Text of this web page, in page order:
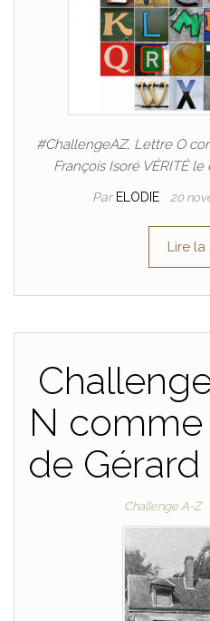
#ChallengeAZ, Lettre O
François Isoré VÉRITÉ
Par ELODIE 20
Lire la
N comme
de
Challenge A-Z